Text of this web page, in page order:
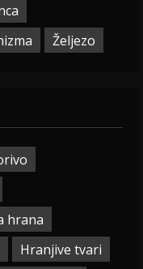
Željezo
hrana
Hranjive tvari